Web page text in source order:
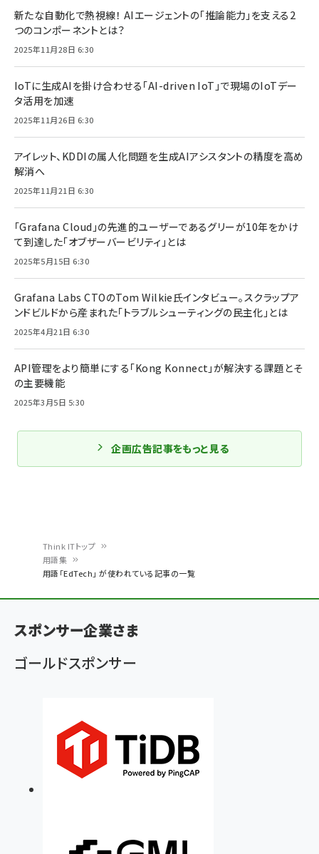
ン
く
ず
Think ITトップ
用語集
用語「EdTech」 が使われている記事の一覧
新たな自動化で熱視線！ AIエージェントの「推論能力」を支える2
つのコンポーネントとは？
2025年11月28日 6:30
IoTに生成AIを掛け合わせる「AI-driven IoT」で現場のIoTデー
タ活用を加速
2025年11月26日 6:30
アイレット、KDDIの属人化問題を生成AIアシスタントの精度を高め
解消へ
2025年11月21日 6:30
「Grafana Cloud」の先進的ユーザーであるグリーが10年をかけ
て到達した「オブザーバービリティ」とは
2025年5月15日 6:30
Grafana Labs CTOのTom Wilkie氏インタビュー。スクラップア
ンドビルドから産まれた「トラブルシューティングの民主化」とは
2025年4月21日 6:30
API管理をより簡単にする「Kong Konnect」が解決する課題とそ
の主要機能
2025年3月5日 5:30
企画広告記事をもっと見る
スポンサー企業さま
ゴールドスポンサー